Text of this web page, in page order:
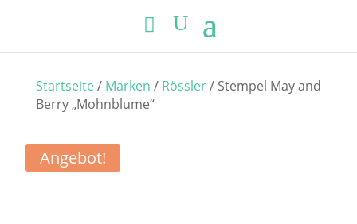
Startseite/ Marken / Rössler/ Stempel May and
Berry „Mohnblume“
Angebot!